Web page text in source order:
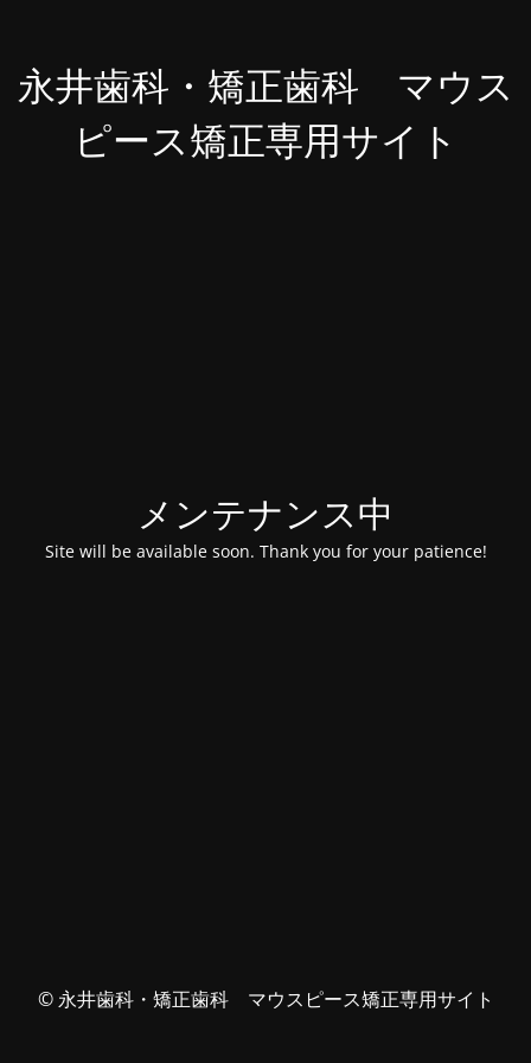
永井歯科・矯正歯科 マウス
ピース矯正専用サイト
メンテナンス中
Site will be available soon. Thank you for your patience!
© 永井歯科・矯正歯科 マウスピース矯正専用サイト